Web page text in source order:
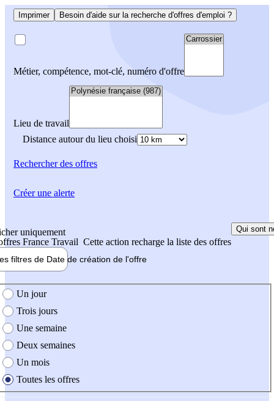
Imprimer Besoin d'aide sur la recherche d'offres d'emploi ?
Métier, compétence, mot-clé, numéro d'offre
Lieu de travail
Distance autour du lieu choisi
Rechercherdes offres
uniquement
France Travail Cette action recharge la liste des offres
Qui sont
filtres de Date de création de l'offre
création de l'offre
Un jour
Trois jours
Une semaine
Deux semaines
Un mois
Toutes les offres
Créer une alerte